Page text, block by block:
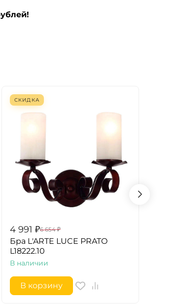
СКИДКА
4 991 ₽6 654 ₽
Бра L'ARTE LUCE PRATO
L18222.10
В наличии
В корзину